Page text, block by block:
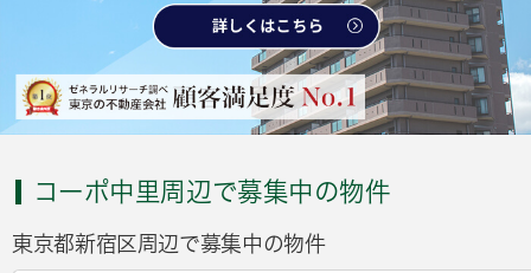
コーポ中里周辺で募集中の物件
東京都新宿区周辺で募集中の物件